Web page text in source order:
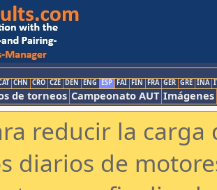
CHN CRO CZE DEN ENG ESP FAI FIN FRA GER GRE INA
de torneos Campeonato AUT Imágenes
reducir la
diarios de